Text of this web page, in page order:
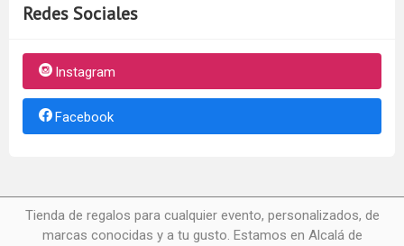
Redes Sociales
Instagram
Facebook
Tienda de regalos para cualquier evento, personalizados, de
marcas conocidas y a tu gusto. Estamos en Alcalá de